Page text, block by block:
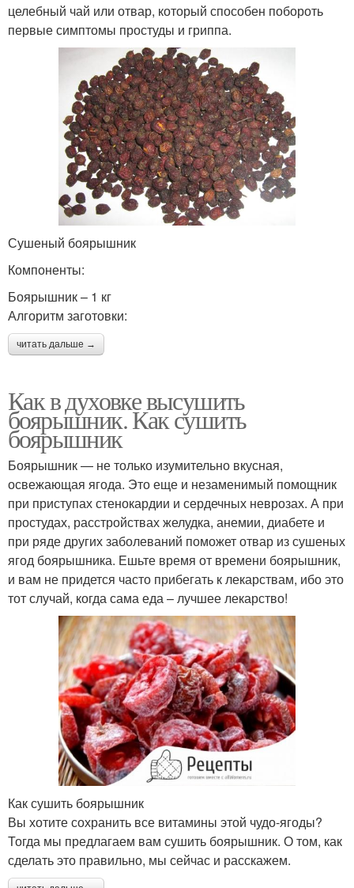
целебный чай или отвар, который способен побороть
первые симптомы простуды и гриппа.
Сушеный боярышник
Компоненты:
Боярышник – 1 кг
Алгоритм заготовки:
читать дальше →
Как в духовке высушить
боярышник. Как сушить
боярышник
Боярышник — не только изумительно вкусная,
освежающая ягода. Это еще и незаменимый помощник
при приступах стенокардии и сердечных неврозах. А при
простудах, расстройствах желудка, анемии, диабете и
при ряде других заболеваний поможет отвар из сушеных
ягод боярышника. Ешьте время от времени боярышник,
и вам не придется часто прибегать к лекарствам, ибо это
тот случай, когда сама еда – лучшее лекарство!
Как сушить боярышник
Вы хотите сохранить все витамины этой чудо-ягоды?
Тогда мы предлагаем вам сушить боярышник. О том, как
сделать это правильно, мы сейчас и расскажем.